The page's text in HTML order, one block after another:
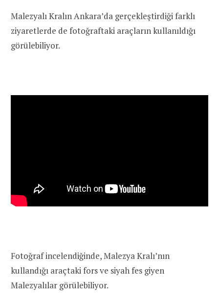
Malezyalı Kralın Ankara’da gerçekleştirdiği farklı
ziyaretlerde de fotoğraftaki araçların kullanıldığı
görülebiliyor.
Fotoğraf incelendiğinde, Malezya Kralı’nın
kullandığı araçtaki fors ve siyah fes giyen
Malezyalılar görülebiliyor.